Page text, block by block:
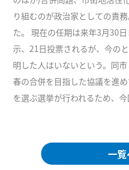
り組むのが政治家としての責
た。 現在の任期は来年3月30
示、21日投票されるが、今の
明した人はいないという。同
春の合併を目指した協議を進
を選ぶ選挙が行われるため、
一覧